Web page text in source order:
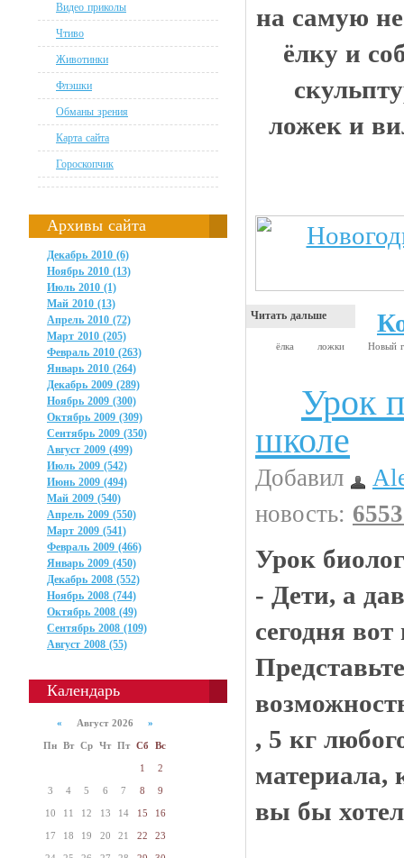
Видео приколы
Чтиво
Животинки
Флэшки
Обманы зрения
Карта сайта
Гороскопчик
Архивы сайта
Декабрь 2010 (6)
Ноябрь 2010 (13)
Июль 2010 (1)
Май 2010 (13)
Апрель 2010 (72)
Март 2010 (205)
Февраль 2010 (263)
Январь 2010 (264)
Декабрь 2009 (289)
Ноябрь 2009 (300)
Октябрь 2009 (309)
Сентябрь 2009 (350)
Август 2009 (499)
Июль 2009 (542)
Июнь 2009 (494)
Май 2009 (540)
Апрель 2009 (550)
Март 2009 (541)
Февраль 2009 (466)
Январь 2009 (450)
Декабрь 2008 (552)
Ноябрь 2008 (744)
Октябрь 2008 (49)
Сентябрь 2008 (109)
Август 2008 (55)
Календарь
« Август 2026 »
Пн Вт Ср Чт Пт Сб Вс
1 2
3 4 5 6 7 8 9
10 11 12 13 14 15 16
17 18 19 20 21 22 23
на самую
ёлку и
ложек и
Читать дальше
ёлка ложки Новый
Урок
школе
Добавил
новость:
Урок
- Дети, а
сегодня
, 5 кг
материала,
вы бы